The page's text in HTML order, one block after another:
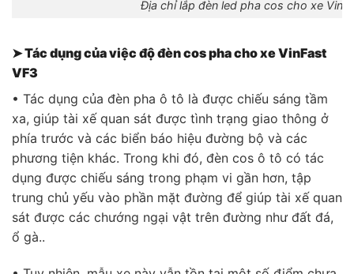
Địa chỉ lắp đèn led pha cos cho xe
➤ Tác dụng của việc độ đèn cos phachoxe VinFast
VF3
• Tác dụng của đèn pha ô tô là được chiếu sáng tầm
xa, giúp tài xế quan sát được tình trạng giao thông ở
phía trước và các biển báo hiệu đường bộ và các
phương tiện khác. Trong khi đó, đèn cos ô tô có tác
dụng được chiếu sáng trong phạm vi gần hơn, tập
trung chủ yếu vào phần mặt đường để giúp tài xế quan
sát được các chướng ngại vật trên đường như đất đá,
ổ gà..